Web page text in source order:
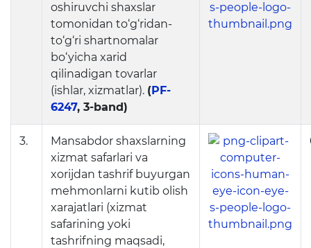
Yagona elektron tizim
Malaka oshirish
Axborot xizmati
Press-relizlar
OAV biz haqimizda
Ma'ruzalar
Galereya
Videogalereya
oshiruvchi shaxslar
tomonidan to‘g‘ridan-
to‘g‘ri shartnomalar
bo‘yicha xarid
qilinadigan tovarlar
(ishlar, xizmatlar). (PF-
6247, 3-band)
3.
Mansabdor shaxslarning
xizmat safarlari va
xorijdan tashrif buyurgan
mehmonlarni kutib olish
xarajatlari (xizmat
safarining yoki
tashrifning maqsadi,